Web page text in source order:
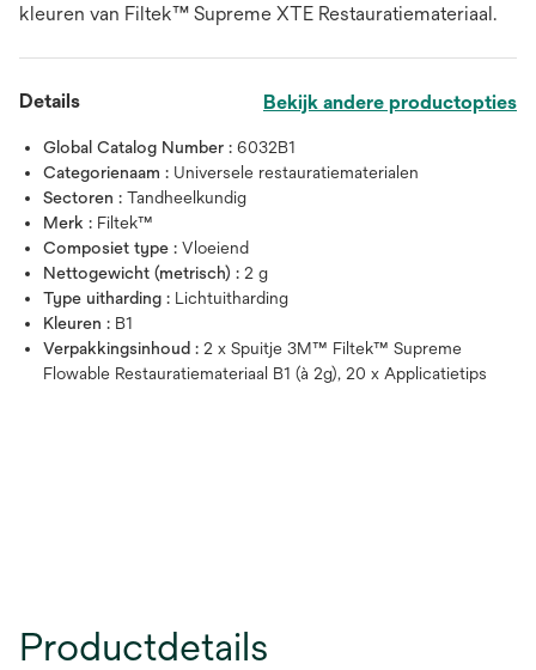
kleuren van Filtek™ Supreme XTE Restauratiemateriaal.
Details Bekijk andere productopties
Global Catalog Number : 6032B1
Categorienaam : Universele restauratiematerialen
Sectoren : Tandheelkundig
Merk : Filtek™
Composiet type : Vloeiend
Nettogewicht (metrisch) : 2 g
Type uitharding : Lichtuitharding
Kleuren : B1
Verpakkingsinhoud : 2 x Spuitje 3M™ Filtek™ Supreme
Flowable Restauratiemateriaal B1 (à 2g), 20 x Applicatietips
Productdetails